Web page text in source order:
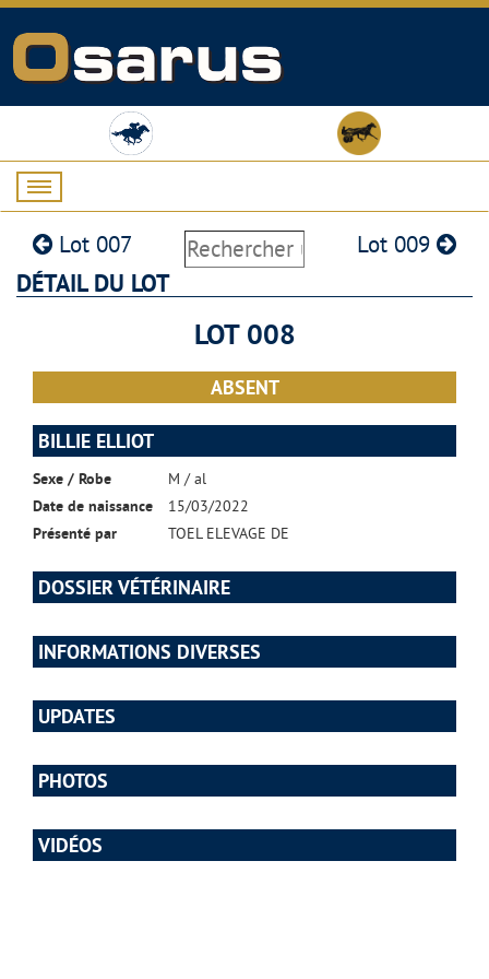
Lot 007 Lot 009
DÉTAIL DU LOT
LOT 008
ABSENT
BILLIE ELLIOT
Sexe / Robe
M / al
Date de naissance
15/03/2022
Présenté par
TOEL ELEVAGE DE
DOSSIER VÉTÉRINAIRE
INFORMATIONS DIVERSES
UPDATES
PHOTOS
VIDÉOS